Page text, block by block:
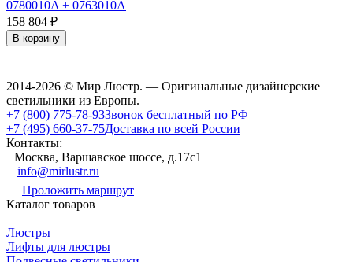
0780010A + 0763010A
158 804 ₽
В корзину
2014-2026 © Мир Люстр. — Оригинальные дизайнерские
светильники из Европы.
+7 (800) 775-78-93Звонок бесплатный по РФ
+7 (495) 660-37-75Доставка по всей России
Контакты:
Москва, Варшавское шоссе, д.17c1
info@mirlustr.ru
Проложить маршрут
Каталог товаров
Люстры
Лифты для люстры